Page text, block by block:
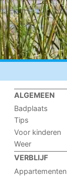
ALGEMEEN
Badplaats
Tips
Voor kinderen
Weer
VERBLIJF
Appartementen